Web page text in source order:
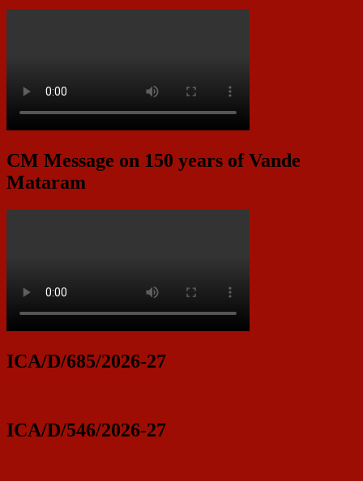
CM Message on 150 years of Vande
Mataram
ICA/D/685/2026-27
ICA/D/546/2026-27